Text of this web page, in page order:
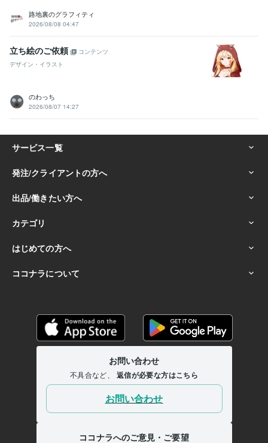
路地裏のグラフィティ
2026/08/08 04:47
立ち絵のご依頼
コンテンツ
デザイン・イラスト
のわっち
2026/08/07 14:27